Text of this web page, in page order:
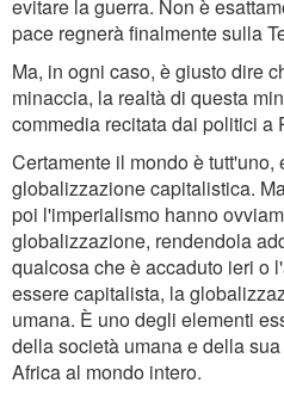
evitare la guerra. Non è
pace regnerà finalmente sulla
Ma, in ogni caso, è giusto dire
minaccia, la realtà di questa
commedia recitata dai politici a
Certamente il mondo è
globalizzazione capitalistica.
poi l'imperialismo hanno
globalizzazione, rendendola
qualcosa che è accaduto ieri o
essere capitalista, la
umana. È uno degli elementi
della società umana e della
Africa al mondo intero.